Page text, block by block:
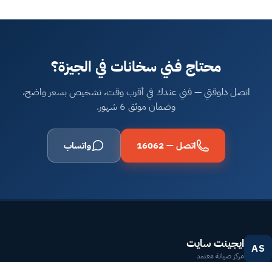
محتاج فني سخانات في الجيزة؟
اتصل دلوقتي — فني عندك في أقرب وقت، تشخيص بسعر واضح،
وضمان موثق 6 شهور.
اتصل — 16062 واتساب
AS ايجينت سايت
مركز صيانة معتمد